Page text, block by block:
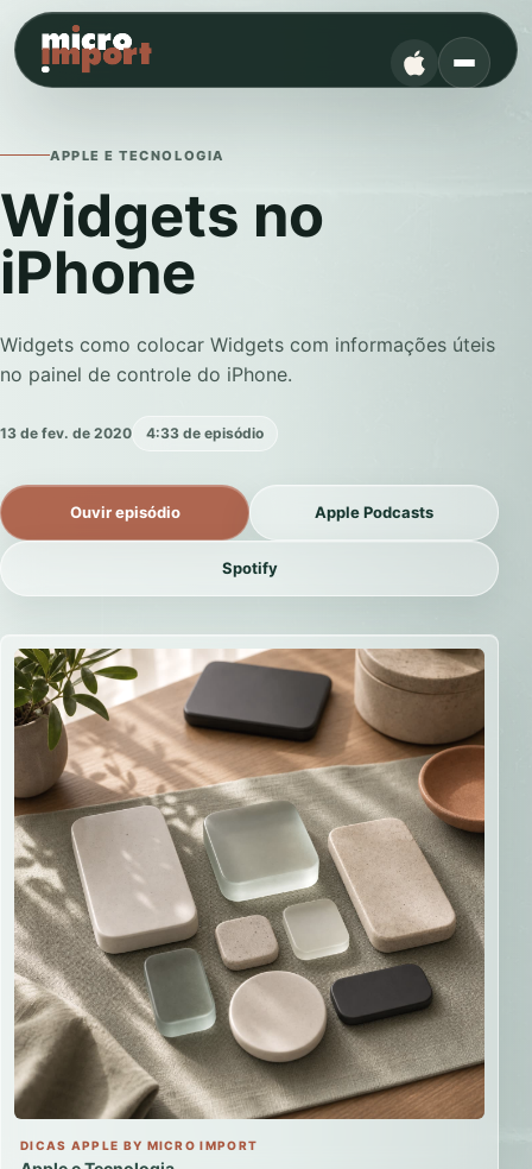
APPLE E TECNOLOGIA
Widgets no
iPhone
Widgets como colocar Widgets com informações úteis
no painel de controle do iPhone.
13 de fev. de 2020 4:33 de episódio
Ouvir episódio Apple Podcasts
Spotify
DICAS APPLE BY MICRO IMPORT